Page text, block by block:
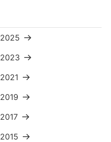
2025
2023
2021
2019
2017
2015